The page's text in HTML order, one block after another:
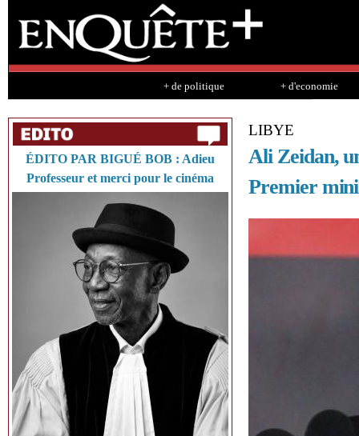
+ de politique + d'economie
ÉDITO PAR BIGUÉ BOB : Adieu
Professeur et merci pour le cinéma
LIBYE
Ali Zeidan,
Premier